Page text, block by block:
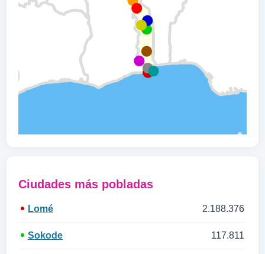
Ciudades más pobladas
Lomé 2.188.376
Sokode 117.811